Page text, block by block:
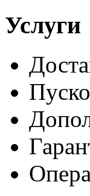
Услуги